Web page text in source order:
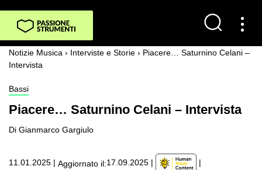
Notizie Musica › Interviste e Storie › Piacere… Saturnino Celani –
Intervista
Bassi
Piacere… Saturnino Celani – Intervista
Di Gianmarco Gargiulo
11.01.2025 | Aggiornato il:17.09.2025 | |